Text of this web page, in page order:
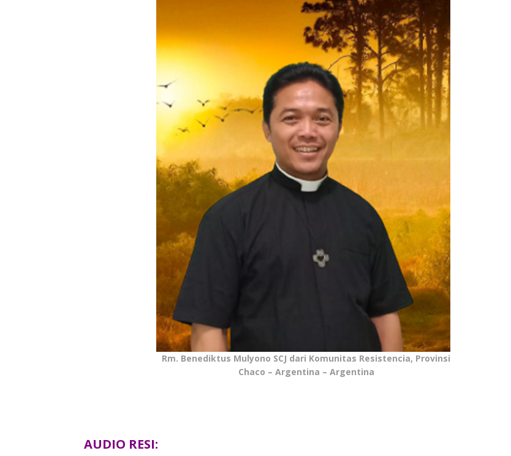
Rm. Benediktus Mulyono SCJ dari Komunitas Resistencia, Provinsi
Chaco – Argentina – Argentina
AUDIO RESI: